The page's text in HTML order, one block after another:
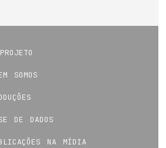
somos
de dados
na mídia